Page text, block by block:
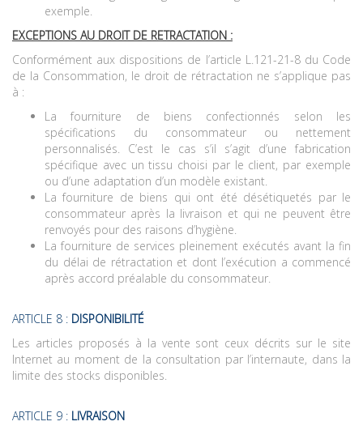
exemple.
EXCEPTIONS AU DROIT DE RETRACTATION :
Conformément aux dispositions de l’article L.121-21-8 du Code
de la Consommation, le droit de rétractation ne s’applique pas
à :
La fourniture de biens confectionnés selon les
spécifications du consommateur ou nettement
personnalisés. C’est le cas s’il s’agit d’une fabrication
spécifique avec un tissu choisi par le client, par exemple
ou d’une adaptation d’un modèle existant.
La fourniture de biens qui ont été désétiquetés par le
consommateur après la livraison et qui ne peuvent être
renvoyés pour des raisons d’hygiène.
La fourniture de services pleinement exécutés avant la fin
du délai de rétractation et dont l’exécution a commencé
après accord préalable du consommateur.
ARTICLE 8 : DISPONIBILITÉ
Les articles proposés à la vente sont ceux décrits sur le site
Internet au moment de la consultation par l’internaute, dans la
limite des stocks disponibles.
ARTICLE 9 : LIVRAISON